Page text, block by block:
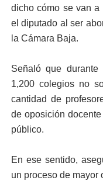
dicho cómo se van a
el diputado al ser
la Cámara Baja.
Señaló que
1,200 colegios no
cantidad de
de oposición
público.
En ese sentido,
un proceso de mayor